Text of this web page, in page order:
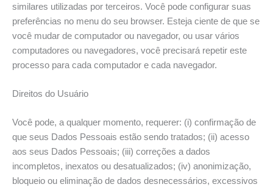
similares utilizadas por terceiros. Você pode configurar suas
preferências no menu do seu browser. Esteja ciente de que se
você mudar de computador ou navegador, ou usar vários
computadores ou navegadores, você precisará repetir este
processo para cada computador e cada navegador.
Direitos do Usuário
Você pode, a qualquer momento, requerer: (i) confirmação de
que seus Dados Pessoais estão sendo tratados; (ii) acesso
aos seus Dados Pessoais; (iii) correções a dados
incompletos, inexatos ou desatualizados; (iv) anonimização,
bloqueio ou eliminação de dados desnecessários, excessivos